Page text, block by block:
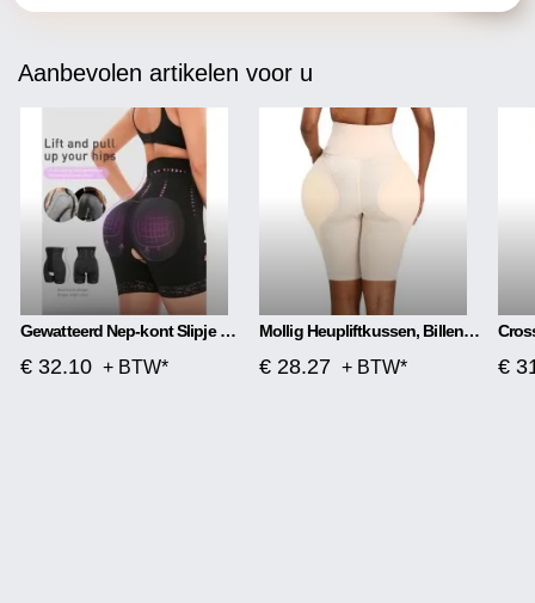
Aanbevolen artikelen voor u
Gewatteerd Nep-kont Slipje Korset
€ 32.10 + BTW*
Mollig Heupliftkussen, Billen Lichaamsvormende Broek
€ 28.27 + BTW* €